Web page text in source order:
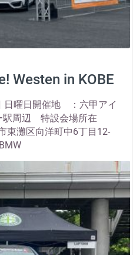
Westen in KOBE
曜日開催地 ：六甲アイ
駅周辺 特設会場所在
灘区向洋町中6丁目12-